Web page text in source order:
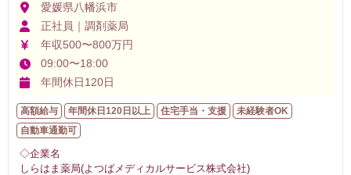
愛媛県八幡浜市
正社員｜調剤薬局
年収500〜800万円
09:00〜18:00
年間休日120日
高額給与 年間休日120日以上 住宅手当・支援
未経験者OK
自動車通勤可
◇企業名
しらはま薬局(よつばメディカルサービス株式会社)